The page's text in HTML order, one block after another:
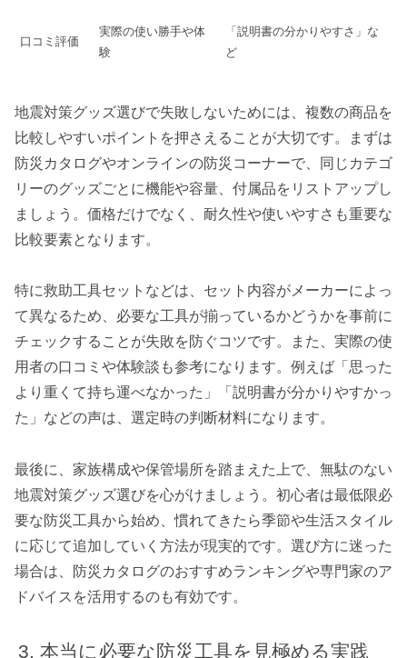
口コミ評価
実際の使い勝手や体
験
「説明書の分かりやすさ」な
ど
地震対策グッズ選びで失敗しないためには、複数の商品を
比較しやすいポイントを押さえることが大切です。まずは
防災カタログやオンラインの防災コーナーで、同じカテゴ
リーのグッズごとに機能や容量、付属品をリストアップし
ましょう。価格だけでなく、耐久性や使いやすさも重要な
比較要素となります。
特に救助工具セットなどは、セット内容がメーカーによっ
て異なるため、必要な工具が揃っているかどうかを事前に
チェックすることが失敗を防ぐコツです。また、実際の使
用者の口コミや体験談も参考になります。例えば「思った
より重くて持ち運べなかった」「説明書が分かりやすかっ
た」などの声は、選定時の判断材料になります。
最後に、家族構成や保管場所を踏まえた上で、無駄のない
地震対策グッズ選びを心がけましょう。初心者は最低限必
要な防災工具から始め、慣れてきたら季節や生活スタイル
に応じて追加していく方法が現実的です。選び方に迷った
場合は、防災カタログのおすすめランキングや専門家のア
ドバイスを活用するのも有効です。
本当に必要な防災工具を見極める実践